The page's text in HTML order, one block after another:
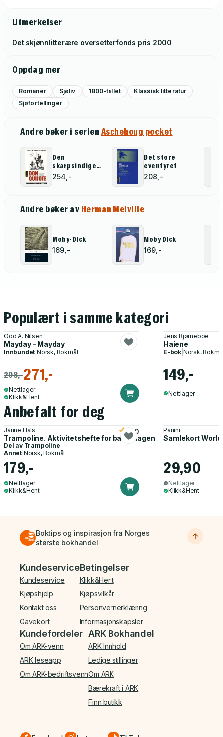
Utmerkelser
Det skjønnlitterære oversetterfonds pris 2000
Oppdag mer
Romaner Sjøliv 1800-tallet
Klassisk litteratur
Sjøfortellinger
Andre bøker i serien Aschehoug pocket
Den
skarpsindige
lavadelsmann
Don Quijote av
254,-
Det store
eventyret
208,-
Andre bøker av Herman Melville
Moby-Dick
169,-
Moby Dick
169,-
Populært i samme kategori
Odd A. Nilsen
Mayday - Mayday
Innbundet |Norsk, Bokmål
298,-271,-
Nettlager
Klikk&Hent
Jens Bjørneboe
Haiene
E-bok| Norsk,
149,-
Nettlager
Anbefalt for deg
Janne Hals
Trampoline. Aktivitetshefte for barnehagen
5.0
Del av Trampoline
Annet Norsk, Bokmål
179,-
Nettlager
Klikk&Hent
Panini
Samlekort
29,90
Nettlager
Klikk&Hent
Boktips og inspirasjon fra Norges
største bokhandel
Bunnmeny
Kundeservice
Kundeservice
Kjøpshjelp
Kontakt oss
Gavekort
Betingelser
Klikk&Hent
Kjøpsvilkår
Personvernerklæring
Informasjonskapsler
Kundefordeler
Om ARK-venn
ARK leseapp
Om ARK-bedriftsvenn
ARK Bokhandel
ARK Innhold
Ledige stillinger
Om ARK
Bærekraft i ARK
Finn butikk